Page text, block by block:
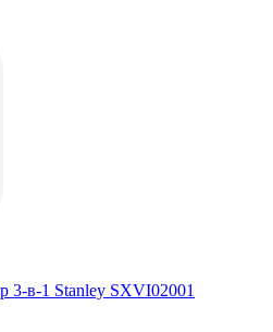
3-в-1 Stanley SXVI02001